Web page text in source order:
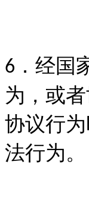
6 ．经
为，或
协议行
法行为。